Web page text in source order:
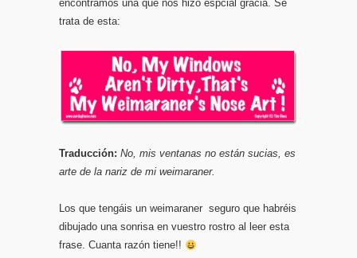
encontramos una que nos hizo espcial gracia. Se
trata de esta:
Traducción: No, mis ventanas no están sucias, es
arte de la nariz de mi weimaraner.
Los que tengáis un weimaraner seguro que habréis
dibujado una sonrisa en vuestro rostro al leer esta
frase. Cuanta razón tiene!!